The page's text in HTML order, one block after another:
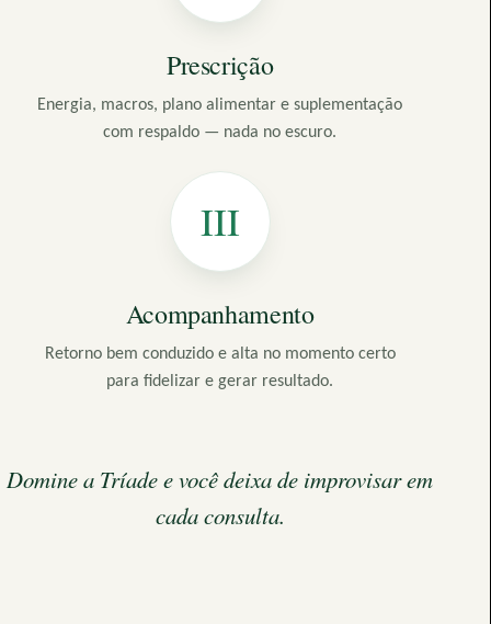
Prescrição
Energia, macros, plano alimentar e suplementação
com respaldo — nada no escuro.
III
Acompanhamento
Retorno bem conduzido e alta no momento certo
para fidelizar e gerar resultado.
Domine a Tríade e você deixa de improvisar em
cada consulta.